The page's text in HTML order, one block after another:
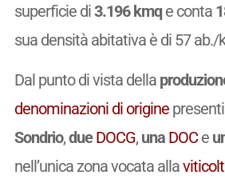
superficie di3.196 kmqe conta
sua densità abitativa è di 57 ab./
Dal punto di vista della
denominazioni di origine
Sondrio,dueDOCG, una DOCe
nell’unica zona vocata alla